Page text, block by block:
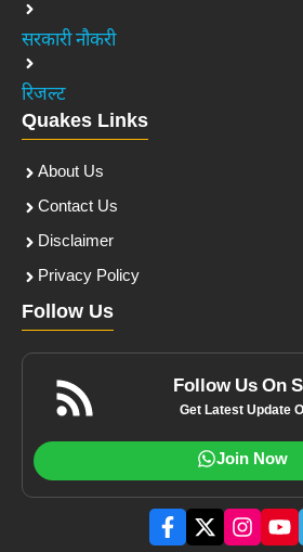
सरकारी नौकरी
रिजल्ट
Quakes Links
About Us
Contact Us
Disclaimer
Privacy Policy
Follow Us
Follow Us On
Get Latest Update
Join Now